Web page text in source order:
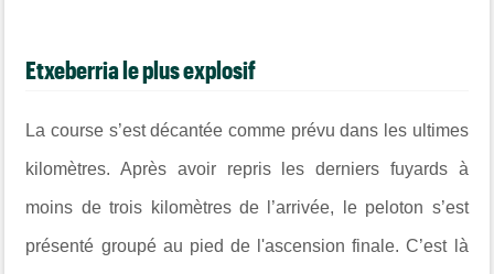
Etxeberria le plus explosif
La course s’est décantée comme prévu dans les ultimes
kilomètres. Après avoir repris les derniers fuyards à
moins de trois kilomètres de l’arrivée, le peloton s’est
présenté groupé au pied de l'ascension finale. C’est là